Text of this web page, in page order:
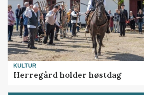
KULTUR
Herregård holder høstdag